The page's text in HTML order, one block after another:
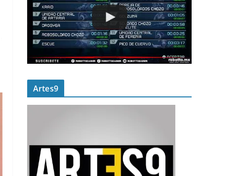
Artes9